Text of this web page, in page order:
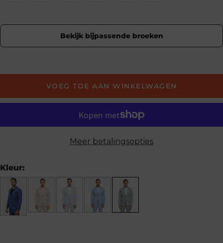
Bekijk bijpassende broeken
VOEG TOE AAN WINKELWAGEN
Meer betalingsopties
Kleur: